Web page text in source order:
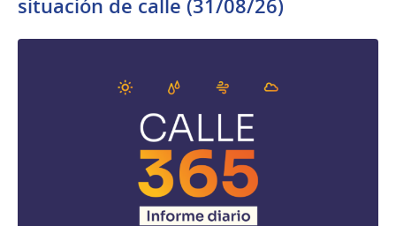
situación de calle (31/08/26)